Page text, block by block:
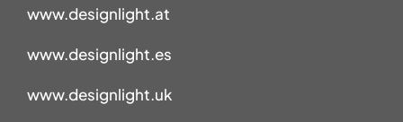
www.designlight.at
www.designlight.es
www.designlight.uk